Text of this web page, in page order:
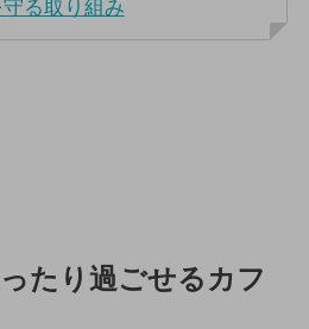
る取り組み
たり過ごせるカフ